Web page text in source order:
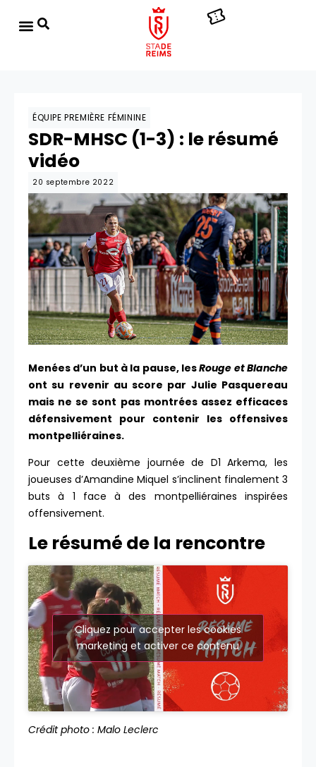
ÉQUIPE PREMIÈRE FÉMININE
SDR-MHSC (1-3) : le résumé
vidéo
20 septembre 2022
Menées d’un but à la pause, lesRouge et Blanche
ont su revenir au score par Julie Pasquereau
mais ne se sont pas montrées assez efficaces
défensivement pour contenir les offensives
montpelliéraines.
Pour cette deuxième journée de D1 Arkema, les
joueuses d’Amandine Miquel s’inclinent finalement 3
buts à 1 face à des montpelliéraines inspirées
offensivement.
Le résumé de la rencontre
Cliquez pour accepter les cookies
marketing et activer ce contenu
Crédit photo : Malo Leclerc